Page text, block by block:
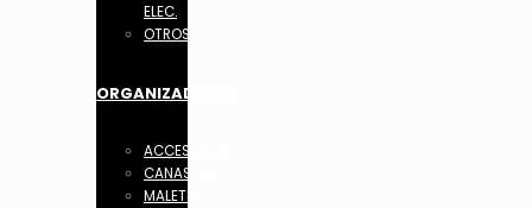
ELEC.
OTROS
ORGANIZADORES
ACCESORIOS
CANASTOS
MALETIN